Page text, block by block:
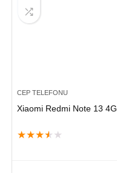
CEP TELEFONU
Xiaomi Redmi Note 13 4G
★★★★ ★